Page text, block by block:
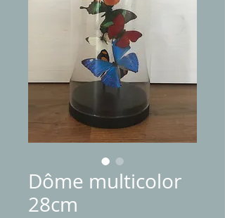
Dôme multicolor
28cm